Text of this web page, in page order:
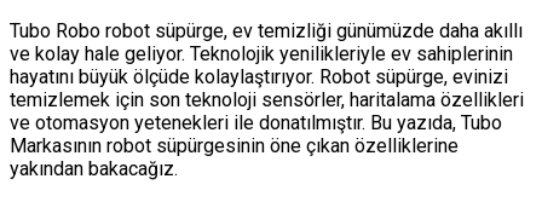
Tubo Robo robot süpürge, ev temizliği günümüzde daha akıllı
ve kolay hale geliyor. Teknolojik yenilikleriyle ev sahiplerinin
hayatını büyük ölçüde kolaylaştırıyor. Robot süpürge, evinizi
temizlemek için son teknoloji sensörler, haritalama özellikleri
ve otomasyon yetenekleri ile donatılmıştır. Bu yazıda, Tubo
Markasının robot süpürgesinin öne çıkan özelliklerine
yakından bakacağız.